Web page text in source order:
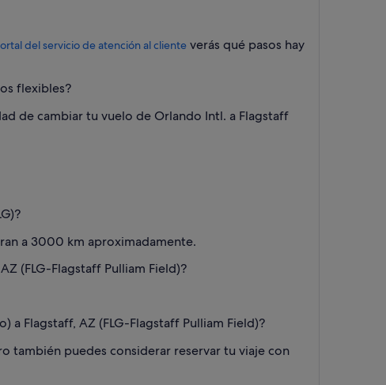
del servicio de atención al cliente verás qué pasos hay
flexibles?
de cambiar tu vuelo de Orlando Intl. a Flagstaff
a 3000 km aproximadamente.
(FLG-Flagstaff Pulliam Field)?
a Flagstaff, AZ (FLG-Flagstaff Pulliam Field)?
también puedes considerar reservar tu viaje con